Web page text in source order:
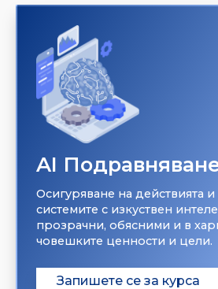
AI
Осигуряване на действията
системите с изкуствен
прозрачни, обясними и в
човешките ценности и цели.
Запишете се за курса